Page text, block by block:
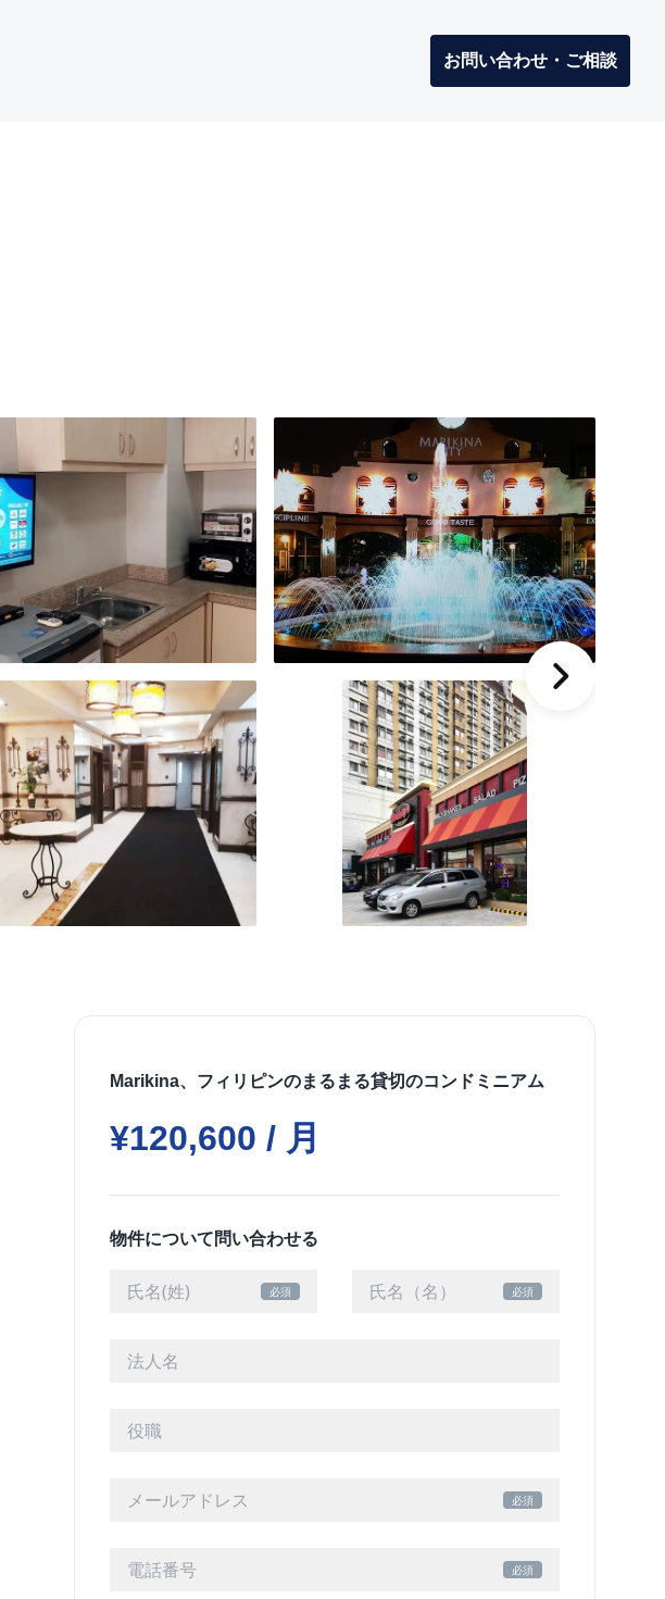
お問い合わせ・ご相談
Marikina、フィリピンのまるまる貸切のコンドミニアム
¥120,600 / 月
物件について問い合わせる
必須 必須
必須
必須